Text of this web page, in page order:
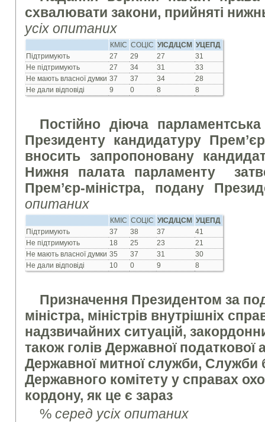
схвалювати закони, прийняті
усіх опитаних
КМІС СОЦІС УІСД/ЦСМ
УЦЕПД
Підтримують
27 29 27
31
Не підтримують
27 34 31
33
Не мають власної думки 37 37 34
28
Не дали відповіді
9 0 8 8
Постійно діюча
Президенту кандидатуру
вносить запропоновану
Нижня палата парламенту
Прем’єр-міністра, подану
опитаних
КМІС СОЦІС УІСД/ЦСМ
УЦЕПД
Підтримують
37 38 37
41
Не підтримують
18 25 23
21
Не мають власної думки 35 37 31
30
Не дали відповіді
10 0 9 8
Призначення Президентом за
міністра, міністрів внутрішніх
надзвичайних ситуацій,
також голів Державної податкової
Державної митної служби, Служби
Державного комітету у справах
кордону, як це є зараз
%серед усіх опитаних